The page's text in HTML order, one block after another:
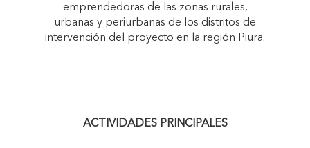
emprendedoras de las zonas rurales,
urbanas y periurbanas de los distritos de
intervención del proyecto en la región Piura.
ACTIVIDADES PRINCIPALES